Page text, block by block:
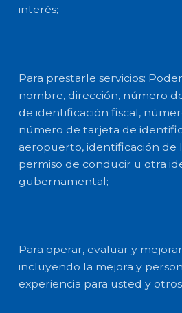
interés;
Para prestarle servicios:
nombre, dirección, número
de identificación fiscal,
número de tarjeta de
aeropuerto, identificación de
permiso de conducir u otra
gubernamental;
Para operar, evaluar y
incluyendo la mejora y
experiencia para usted y